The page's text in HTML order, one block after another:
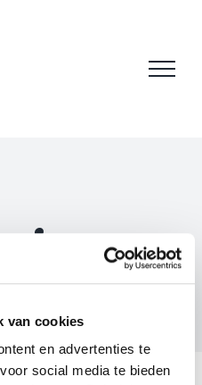
van cookies
en advertenties te
social media te bieden